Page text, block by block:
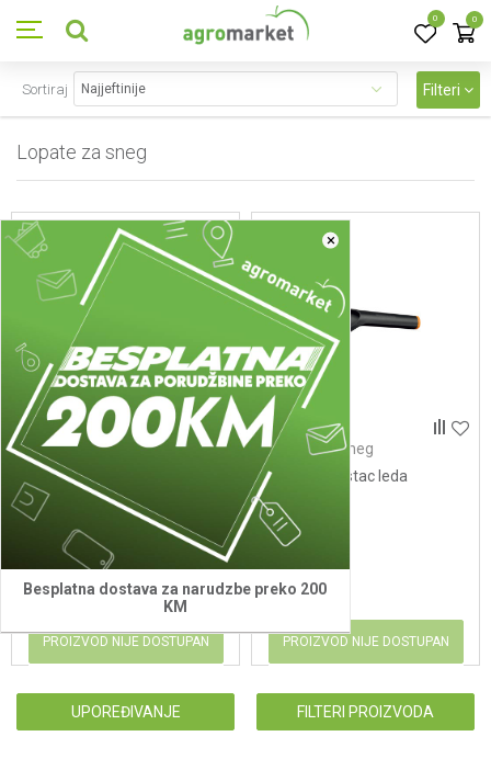
0 0
×
Besplatna dostava za narudzbe preko 200
KM
Lopate za sneg
Sortiraj Filteri
Lopate za sneg
1019352 Cetka i cistac leda
29,00
PROIZVOD NIJE DOSTUPAN
Lopate za sneg
1019354 Cistac leda
11,10
PROIZVOD NIJE DOSTUPAN
UPOREĐIVANJE FILTERI PROIZVODA